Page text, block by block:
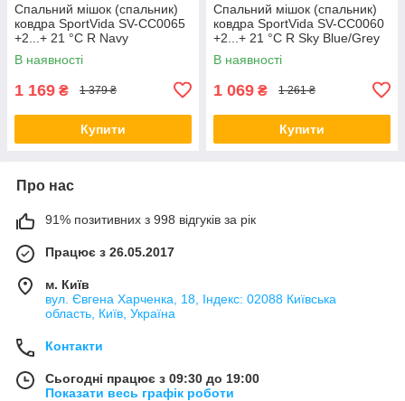
Спальний мішок (спальник)
ковдра SportVida SV-CC0065
+2...+ 21 °C R Navy
Green/Orange orig2444
В наявності
1 169 ₴ 1 379 ₴
Купити
Спальний мішок (спальник)
ковдра SportVida SV-CC0060
+2...+ 21 °C R Sky Blue/Grey
orig1694
В наявності
1 069 ₴ 1 261 ₴
Купити
Про нас
91% позитивних з 998 відгуків за рік
Працює з 26.05.2017
м. Київ
вул. Євгена Харченка, 18, Індекс: 02088 Київська
область, Київ, Україна
Контакти
Сьогодні працює з 09:30 до 19:00
Показати весь графік роботи